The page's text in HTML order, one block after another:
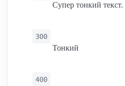
Супер тонкий текст.
300
Тонкий
400